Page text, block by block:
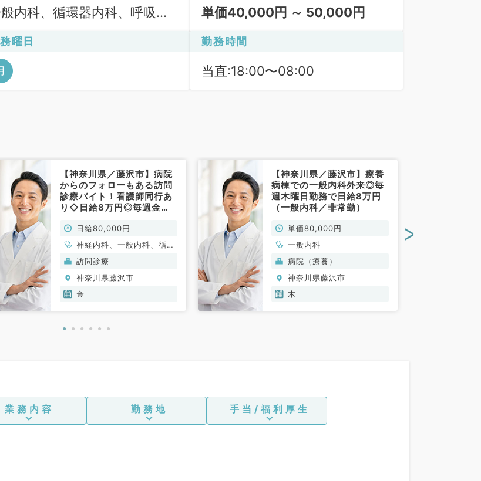
内科、循環器内科、呼吸器
科、腎臓内科、老年内科
単価40,000円 ～ 50,000円
曜日 勤務時間
当直:18:00〜08:00
【神奈川県／藤沢市】病院
からのフォローもある訪問
診療バイト！看護師同行あ
り◇日給8万円◎毎週金曜
勤）日給80,000円
神経内科、一般内科、循環
器内科、呼吸器内科、消化
器内科、内分泌・代謝内
科、腎臓内科、老年内科、
血液内科、膠原病科
訪問診療
神奈川県藤沢市
金
【神奈川県／藤沢市】療養
病棟での一般内科外来◎毎
週木曜日勤務で日給8万円
（一般内科／非常勤）
単価80,000円
一般内科
病院（療養）
神奈川県藤沢市
木
>
業務内容 勤務地 手当/福利厚生